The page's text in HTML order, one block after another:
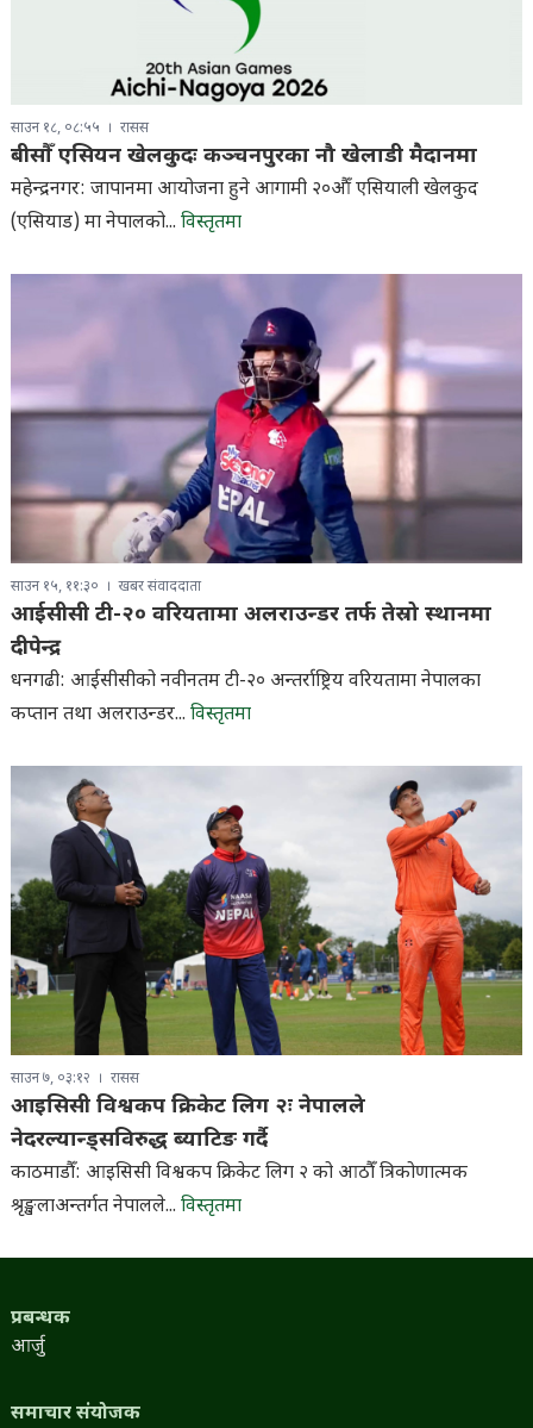
साउन १८, ०८:५५ रासस
बीसौँ एसियन खेलकुदः कञ्चनपुरका नौ खेलाडी मैदानमा
महेन्द्रनगर: जापानमा आयोजना हुने आगामी २०औँ एसियाली खेलकुद
(एसियाड) मा नेपालको... विस्तृतमा
साउन १५, ११:३० खबर संवाददाता
आईसीसी टी-२० वरियतामा अलराउन्डर तर्फ तेस्रो स्थानमा
दीपेन्द्र
धनगढी: आईसीसीको नवीनतम टी-२० अन्तर्राष्ट्रिय वरियतामा नेपालका
कप्तान तथा अलराउन्डर... विस्तृतमा
साउन ७, ०३:१२ रासस
आइसिसी विश्वकप क्रिकेट लिग २ः नेपालले
नेदरल्यान्ड्सविरुद्ध ब्याटिङ गर्दै
काठमाडौँ: आइसिसी विश्वकप क्रिकेट लिग २ को आठौँ त्रिकोणात्मक
श्रृङ्खलाअन्तर्गत नेपालले... विस्तृतमा
प्रबन्धक
आर्जु
समाचार संयोजक